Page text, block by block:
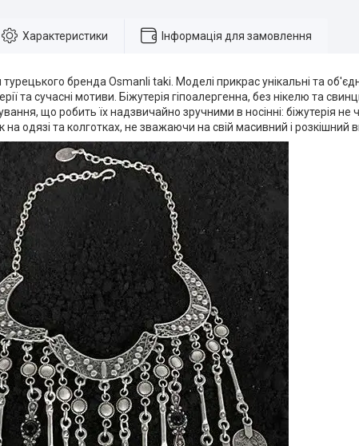
Характеристики Інформація для замовлення
турецького бренда Osmanli taki. Моделі прикрас унікальні та
та сучасні мотиви. Біжутерія гіпоалергенна, без нікелю та
що робить їх надзвичайно зручними в носінні: біжутерія не
одязі та колготках, не зважаючи на свій масивний і розкішний